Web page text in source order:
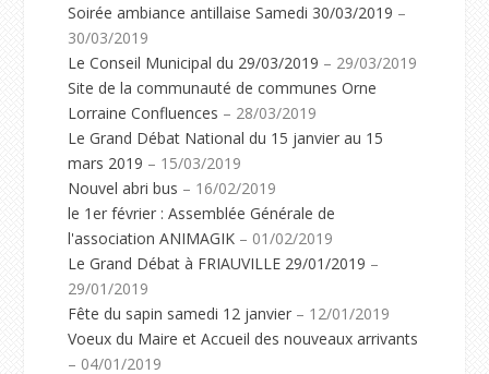
Soirée ambiance antillaise Samedi 30/03/2019 –
30/03/2019
Le Conseil Municipal du 29/03/2019 – 29/03/2019
Site de la communauté de communes Orne
Lorraine Confluences – 28/03/2019
Le Grand Débat National du 15 janvier au 15
mars 2019 – 15/03/2019
Nouvel abri bus – 16/02/2019
le 1er février : Assemblée Générale de
l'association ANIMAGIK – 01/02/2019
Le Grand Débat à FRIAUVILLE 29/01/2019 –
29/01/2019
Fête du sapin samedi 12 janvier – 12/01/2019
Voeux du Maire et Accueil des nouveaux arrivants
– 04/01/2019